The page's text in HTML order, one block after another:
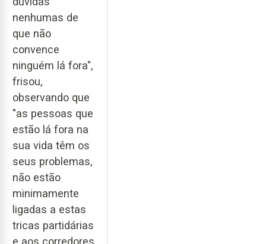
nenhumas de
que não
convence
ninguém lá fora",
frisou,
observando que
"as pessoas que
estão lá fora na
sua vida têm os
seus problemas,
não estão
minimamente
ligadas a estas
tricas partidárias
e aos corredores